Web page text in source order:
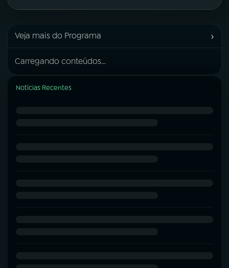
Veja mais do Programa ›
Carregando conteúdos...
Notícias Recentes